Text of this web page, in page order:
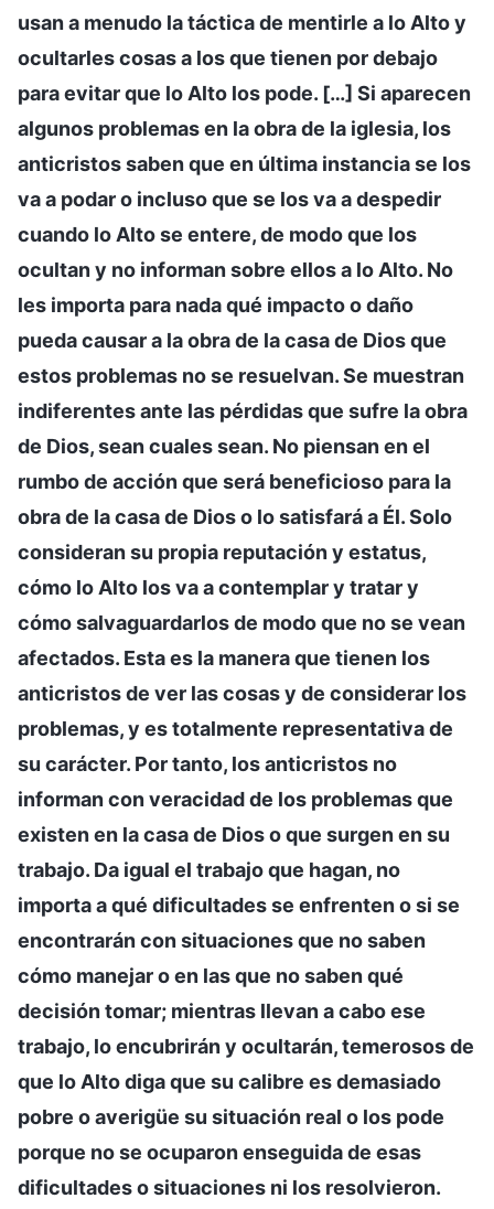
usan a menudo la táctica de mentirle a lo Alto y
ocultarles cosas a los que tienen por debajo
para evitar que lo Alto los pode. […] Si aparecen
algunos problemas en la obra de la iglesia, los
anticristos saben que en última instancia se los
va a podar o incluso que se los va a despedir
cuando lo Alto se entere, de modo que los
ocultan y no informan sobre ellos a lo Alto. No
les importa para nada qué impacto o daño
pueda causar a la obra de la casa de Dios que
estos problemas no se resuelvan. Se muestran
indiferentes ante las pérdidas que sufre la obra
de Dios, sean cuales sean. No piensan en el
rumbo de acción que será beneficioso para la
obra de la casa de Dios o lo satisfará a Él. Solo
consideran su propia reputación y estatus,
cómo lo Alto los va a contemplar y tratar y
cómo salvaguardarlos de modo que no se vean
afectados. Esta es la manera que tienen los
anticristos de ver las cosas y de considerar los
problemas, y es totalmente representativa de
su carácter. Por tanto, los anticristos no
informan con veracidad de los problemas que
existen en la casa de Dios o que surgen en su
trabajo. Da igual el trabajo que hagan, no
importa a qué dificultades se enfrenten o si se
encontrarán con situaciones que no saben
cómo manejar o en las que no saben qué
decisión tomar; mientras llevan a cabo ese
trabajo, lo encubrirán y ocultarán, temerosos de
que lo Alto diga que su calibre es demasiado
pobre o averigüe su situación real o los pode
porque no se ocuparon enseguida de esas
dificultades o situaciones ni los resolvieron.